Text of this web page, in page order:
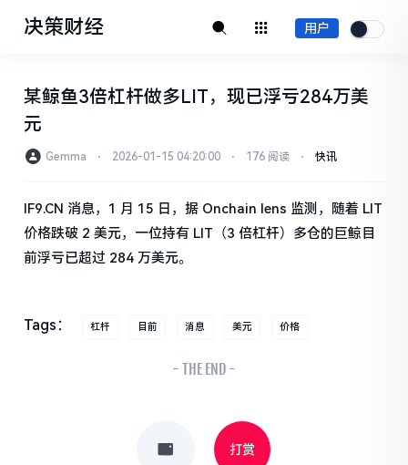
决策财经 用户
某鲸鱼3倍杠杆做多LIT，现已浮亏284万美
元
Gemma ⋅ 2026-01-15 04:20:00 ⋅ 176 阅读 ⋅ 快讯
IF9.CN 消息，1 月 15 日，据 Onchain lens 监测，随着 LIT
价格跌破 2 美元，一位持有 LIT（3 倍杠杆）多仓的巨鲸目
前浮亏已超过 284 万美元。
Tags： 杠杆 目前 消息 美元 价格
- THE END -
打赏